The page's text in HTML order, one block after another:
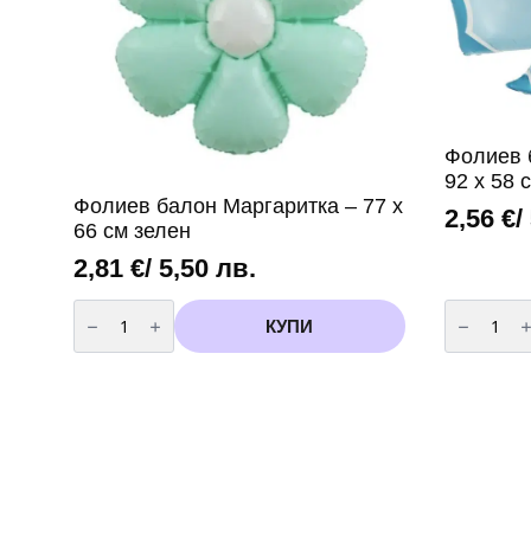
Фолиев балон Маргаритка – 77 х
66 см зелен
2,81 €/ 5,50 лв.
количество
за
Фолиев
балон
КУПИ
Фолиев
92 х 58
2,56€/
за
Фолиев
балон